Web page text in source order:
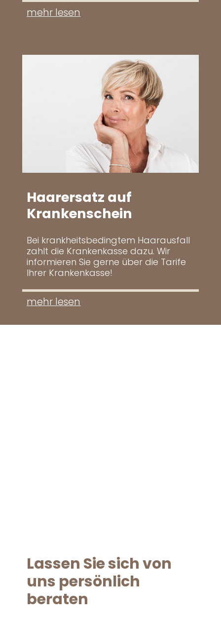
mehr lesen
Haarersatz auf
Krankenschein
Bei krankheitsbedingtem Haarausfall
zahlt die Krankenkasse dazu. Wir
informieren Sie gerne über die Tarife
Ihrer Krankenkasse!
mehr lesen
Lassen Sie sich von
uns persönlich
beraten